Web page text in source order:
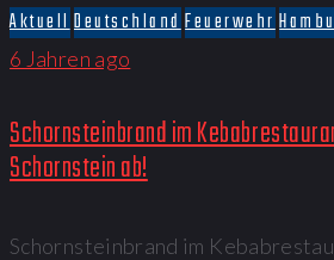
AktuellDeutschlandFeuerwehr
6 Jahren ago
Schornsteinbrand im
Schornstein ab!
Schornsteinbrand im